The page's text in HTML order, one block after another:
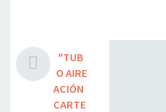
"TUB
O AIRE
ACIÓN
CARTE